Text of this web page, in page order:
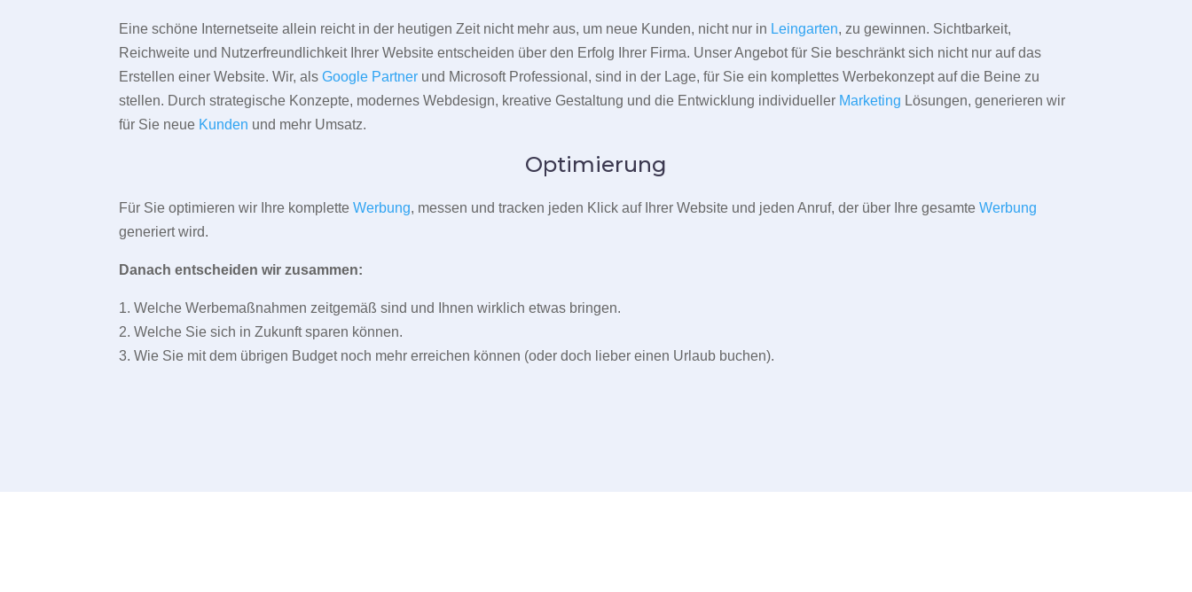
Eine schöne Internetseite allein reicht in der heutigen Zeit nicht mehr aus, um neue Kunden, nicht nur in Leingarten, zu gewinnen. Sichtbarkeit,
Reichweite und Nutzerfreundlichkeit Ihrer Website entscheiden über den Erfolg Ihrer Firma. Unser Angebot für Sie beschränkt sich nicht nur auf das
Erstellen einer Website. Wir, alsGoogle Partner und Microsoft Professional, sind in der Lage, für Sie ein komplettes Werbekonzept auf die Beine zu
stellen. Durch strategische Konzepte, modernes Webdesign, kreative Gestaltung und die Entwicklung individueller Marketing Lösungen, generieren wir
für Sie neue Kunden und mehr Umsatz.
Optimierung
Für Sie optimieren wir Ihre kompletteWerbung, messen und tracken jeden Klick auf Ihrer Website und jeden Anruf, der über Ihre gesamteWerbung
generiert wird.
Danach entscheiden wir zusammen:
1. Welche Werbemaßnahmen zeitgemäß sind und Ihnen wirklich etwas bringen.
2. Welche Sie sich in Zukunft sparen können.
3. Wie Sie mit dem übrigen Budget noch mehr erreichen können (oder doch lieber einen Urlaub buchen).